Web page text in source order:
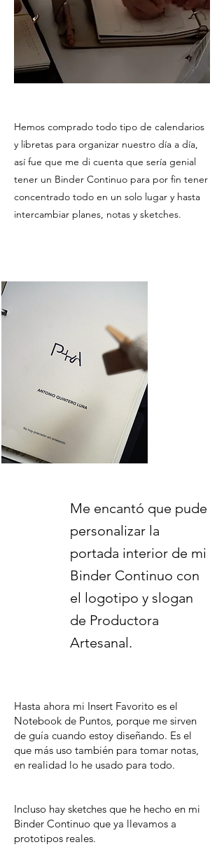
Hemos comprado todo tipo de calendarios
y libretas para organizar nuestro día a día,
así fue que me di cuenta que sería genial
tener un Binder Continuo para por fin tener
concentrado todo en un solo lugar y hasta
intercambiar planes, notas y sketches.
Me encantó que pude
personalizar la
portada interior de mi
Binder Continuo con
el logotipo y slogan
de Productora
Artesanal.
Hasta ahora mi Insert Favorito es el
Notebook de Puntos, porque me sirven
de guía cuando estoy diseñando. Es el
que más uso también para tomar notas,
en realidad lo he usado para todo.
Incluso hay sketches que he hecho en mi
Binder Continuo que ya llevamos a
prototipos reales.